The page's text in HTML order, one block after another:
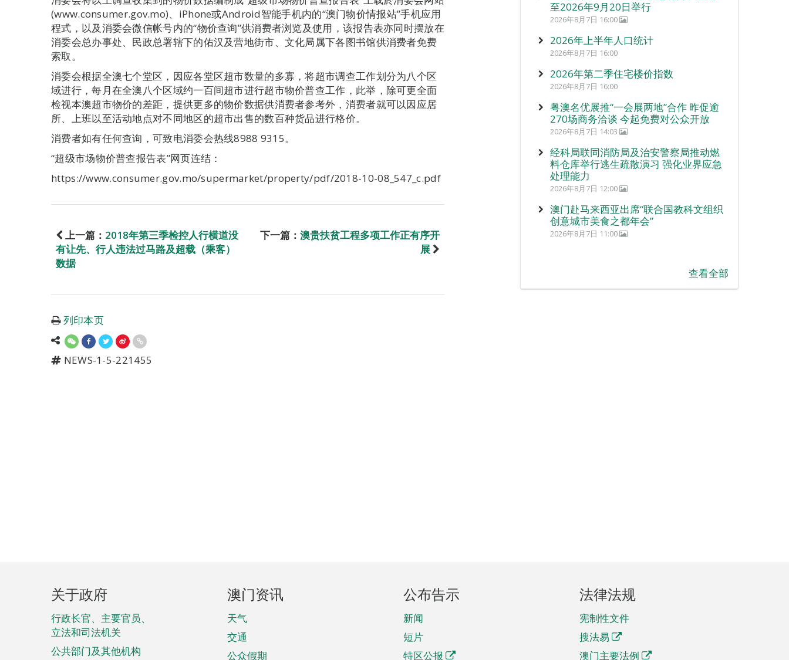
(www.consumer.gov.mo)、iPhone或Android智能手机内的“澳门物价情报站”手机应用
程式，以及消委会微信帐号内的“物价查询”供消费者浏览及使用，该报告表亦同时摆放在
消委会总办事处、民政总署辖下的佑汉及营地街市、文化局属下各图书馆供消费者免费
索取。
消委会根据全澳七个堂区，因应各堂区超市数量的多寡，将超市调查工作划分为八个区
域进行，每月在全澳八个区域约一百间超市进行超市物价普查工作，此举，除可更全面
检视本澳超市物价的差距，提供更多的物价数据供消费者参考外，消费者就可以因应居
所、上班以至活动地点对不同地区的超市出售的数百种货品进行格价。
消费者如有任何查询，可致电消委会热线8988 9315。
“超级市场物价普查报告表”网页连结：
https://www.consumer.gov.mo/supermarket/property/pdf/2018-10-08_547_c.pdf
上一篇： 2018年第三季检控人行横道没
有让先、行人违法过马路及超载（乘客）
数据
下一篇： 澳贵扶贫工程多项工作正有序开
展
列印本页
NEWS-1-5-221455
至2026年9月20日举行
2026年8月7日 16:00
2026年上半年人口统计
2026年8月7日 16:00
2026年第二季住宅楼价指数
2026年8月7日 16:00
粤澳名优展推“一会展两地”合作 昨促逾
270场商务洽谈 今起免费对公众开放
2026年8月7日 14:03
经科局联同消防局及治安警察局推动燃
料仓库举行逃生疏散演习 强化业界应急
处理能力
2026年8月7日 12:00
澳门赴马来西亚出席“联合国教科文组织
创意城市美食之都年会”
2026年8月7日 11:00
查看全部
页
脚
菜
单
关于政府
行政长官、主要官员、
立法和司法机关
公共部门及其他机构
澳门资讯
天气
交通
公众假期
公布告示
新闻
短片
特区公报
法律法规
宪制性文件
搜法易
澳门主要法例